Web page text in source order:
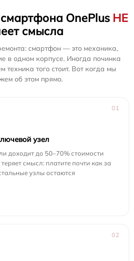
OnePlus НЕ
смысла
смартфон — это механика,
в одном корпусе. Иногда починка
техника того стоит. Вот когда мы
об этом прямо.
01
узел
доходит до 50–70% стоимости
смысл: платите почти как за
узлы остаются
02